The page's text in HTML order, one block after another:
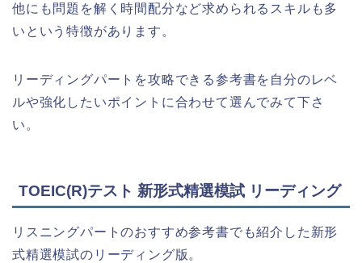
他にも問題を解く時間配分など求められるスキルも多
いという特徴があります。
リーディングパートを攻略できる参考書を自分のレベ
ルや強化したいポイントに合わせて選んでみて下さ
い。
TOEIC(R)テスト 新形式精選模試 リーディング
リスニングパートのおすすめ参考書でも紹介した新形
式精選模試のリーディング版。